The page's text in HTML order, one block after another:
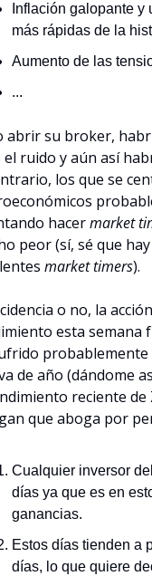
Inflación galopante
más rápidas de la
Aumento de las
...
abrir su broker,
ruido y aún así
los que se
hacer market
peor (sí, sé que
market timers).
o no, la
esta semana
de año (dándome
reciente de
que aboga por
Cualquier inversor
días ya que es en
ganancias.
Estos días tienden a
días, lo que quiere